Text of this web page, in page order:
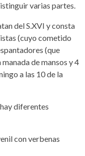
varias partes.
del S.XVI y consta
(cuyo cometido
(que
de mansos y 4
a las 10 de la
diferentes
con verbenas